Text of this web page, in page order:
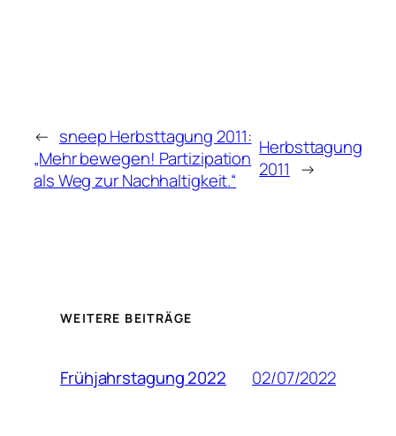
← sneep Herbsttagung 2011:
„Mehr bewegen! Partizipation
als Weg zur Nachhaltigkeit.“
Herbsttagung
2011 →
WEITERE BEITRÄGE
Frühjahrstagung 2022 02/07/2022